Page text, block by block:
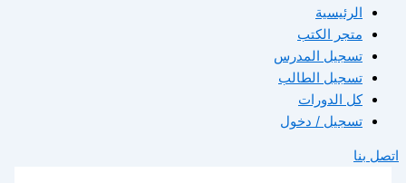
الرئيسية
متجر الكتب
تسجيل المدرس
تسجيل الطالب
كل الدورات
تسجيل / دخول
اتصل بنا